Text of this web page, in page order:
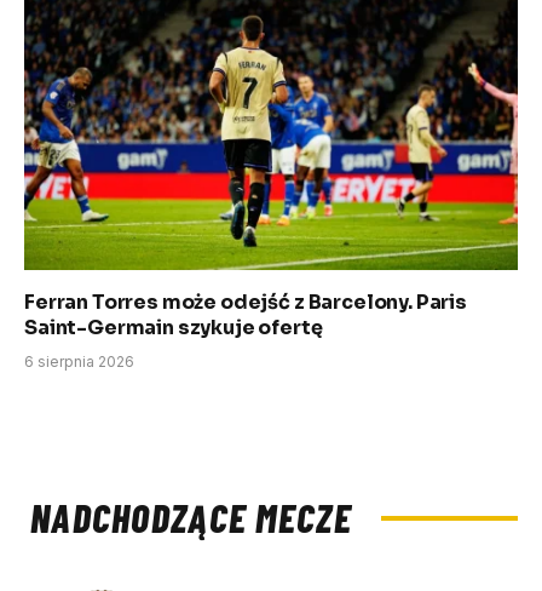
Ferran Torres może odejść z Barcelony. Paris
Saint-Germain szykuje ofertę
6 sierpnia 2026
NADCHODZĄCE MECZE